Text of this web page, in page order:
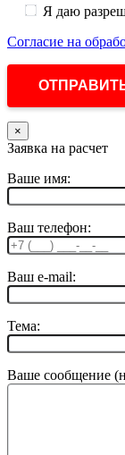
Я даю
Согласие на
×
Заявка на расчет
Ваше имя:
Ваш телефон:
Ваш e-mail:
Тема:
Ваше сообщение